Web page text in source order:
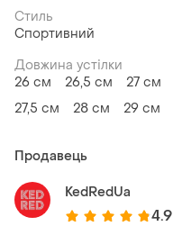
Стиль
Спортивний
Довжина устілки
26 см
26,5 см
27 см
27,5 см
28 см 29 см
Продавець
KedRedUa
4.9